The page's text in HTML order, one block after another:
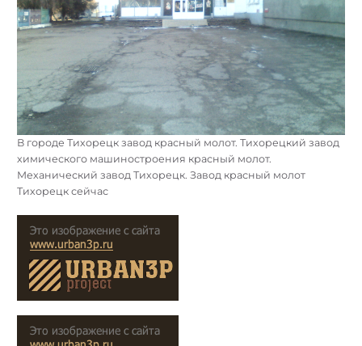
В городе Тихорецк завод красный молот. Тихорецкий завод
химического машиностроения красный молот.
Механический завод Тихорецк. Завод красный молот
Тихорецк сейчас